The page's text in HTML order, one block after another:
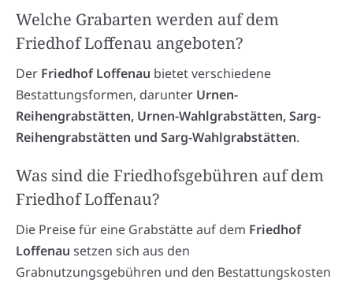
Welche Grabarten werden auf dem
Friedhof Loffenau angeboten?
Der Friedhof Loffenau bietet verschiedene
Bestattungsformen, darunter Urnen-
Reihengrabstätten, Urnen-Wahlgrabstätten, Sarg-
Reihengrabstätten und Sarg-Wahlgrabstätten.
Was sind die Friedhofsgebühren auf dem
Friedhof Loffenau?
Die Preise für eine Grabstätte auf dem Friedhof
Loffenau setzen sich aus den
Grabnutzungsgebühren und den Bestattungskosten